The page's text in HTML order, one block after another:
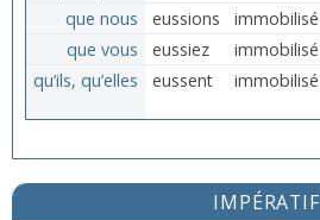
que nous
eussions
immobilisé
que vous
eussiez
immobilisé
qu’ils, qu’elles
eussent immobilisé
IMPÉRATIF